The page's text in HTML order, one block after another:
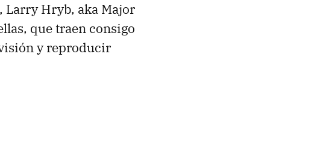
, Larry Hryb, aka Major
que traen consigo
y reproducir